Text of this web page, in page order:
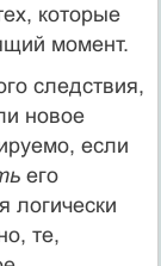
которые
момент.
следствия,
новое
если
его
логически
те,